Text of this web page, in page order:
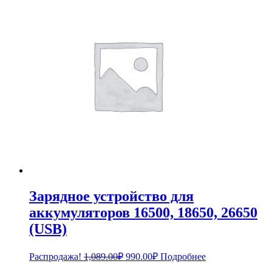
Зарядное устройство для
аккумуляторов 16500, 18650, 26650
(USB)
Распродажа! 1,089.00₽ Первоначальная
990.00₽Текущая
цена:
Подробнее